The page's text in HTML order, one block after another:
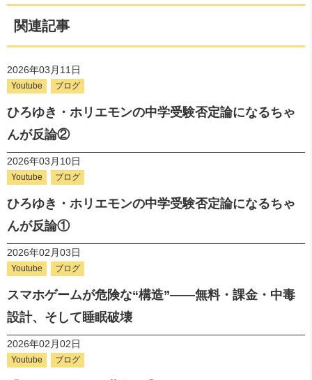
関連記事
2026年03月11日
Youtube ブログ
ひろゆき・ホリエモンの中学受験否定論になるちゃ
んが反論②
2026年03月10日
Youtube ブログ
ひろゆき・ホリエモンの中学受験否定論になるちゃ
んが反論①
2026年02月03日
Youtube ブログ
スマホゲームが危険な“構造”――無料・課金・中毒
設計、そして睡眠破壊
2026年02月02日
Youtube ブログ